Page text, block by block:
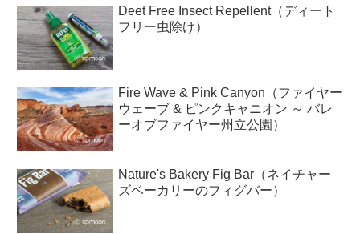
Deet Free Insect Repellent（ディート
フリー虫除け）
Fire Wave & Pink Canyon（ファイヤー
ウェーブ & ピンクキャニオン ～ バレ
ーオブファイヤー州立公園）
Nature's Bakery Fig Bar（ネイチャー
ズベーカリーのフィグバー）